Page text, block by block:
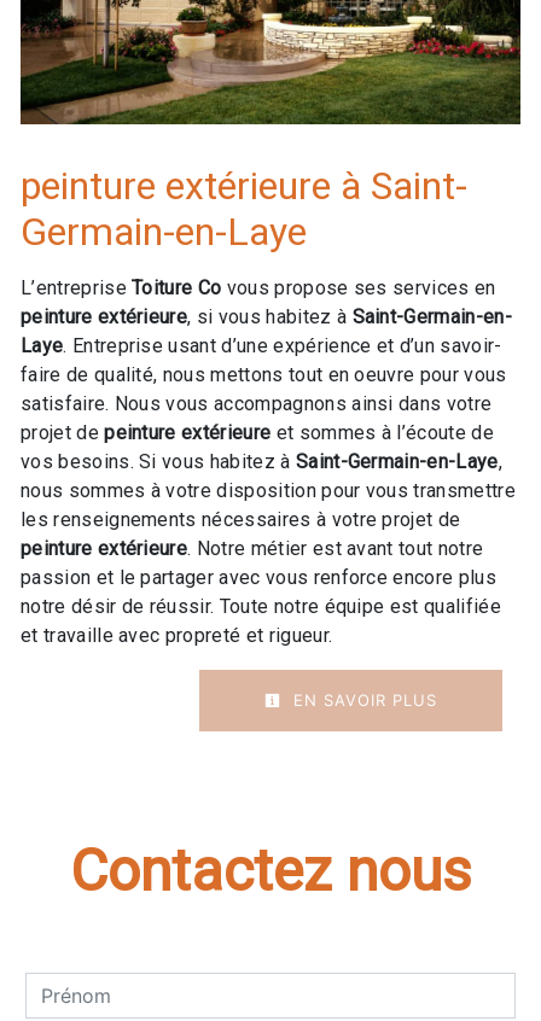
peinture extérieure à Saint-
Germain-en-Laye
L’entrepriseToiture Co vous propose ses services en
peinture extérieure, si vous habitez à Saint-Germain-en-
Laye. Entreprise usant d’une expérience et d’un savoir-
faire de qualité, nous mettons tout en oeuvre pour vous
satisfaire. Nous vous accompagnons ainsi dans votre
projet depeinture extérieure et sommes à l’écoute de
vos besoins. Si vous habitez à Saint-Germain-en-Laye,
nous sommes à votre disposition pour vous transmettre
les renseignements nécessaires à votre projet de
peinture extérieure. Notre métier est avant tout notre
passion et le partager avec vous renforce encore plus
notre désir de réussir. Toute notre équipe est qualifiée
et travaille avec propreté et rigueur.
EN SAVOIR PLUS
Contactez nous